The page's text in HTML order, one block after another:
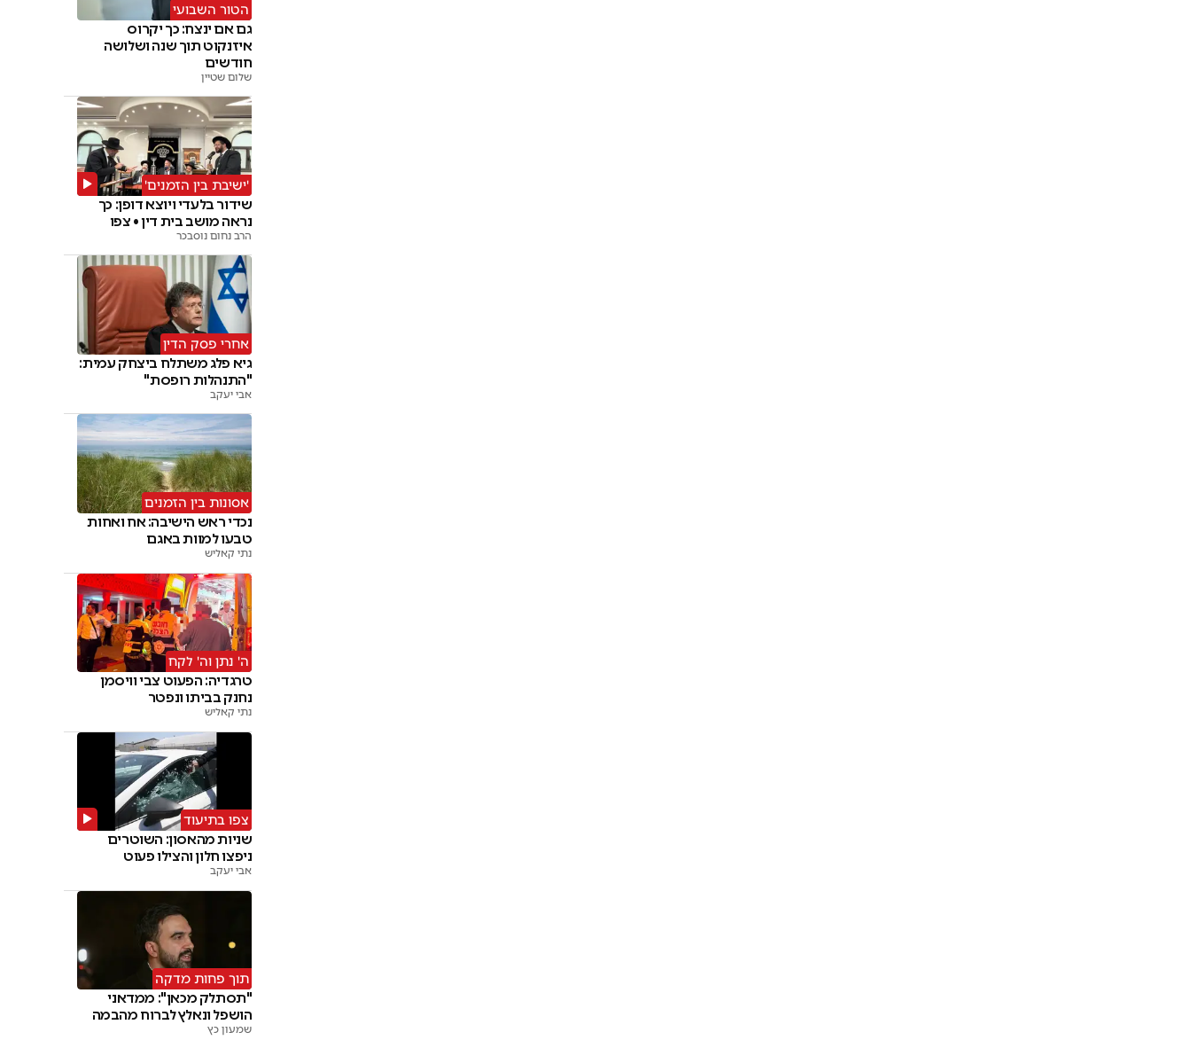
הטור השבועי
גם אם ינצח: כך יקרוס
איזנקוט תוך שנה ושלושה
חודשים
שלום שטיין
'ישיבת בין הזמנים'
שידור בלעדי ויוצא דופן: כך
נראה מושב בית דין • צפו
הרב נחום נוסבכר
אחרי פסק הדין
גיא פלג משתלח ביצחק עמית:
"התנהלות רופסת"
אבי יעקב
אסונות בין הזמנים
נכדי ראש הישיבה: אח ואחות
טבעו למוות באגם
נתי קאליש
ה' נתן וה' לקח
טרגדיה: הפעוט צבי וויסמן
נחנק בביתו ונפטר
נתי קאליש
צפו בתיעוד
שניות מהאסון: השוטרים
ניפצו חלון והצילו פעוט
אבי יעקב
תוך פחות מדקה
"תסתלק מכאן": ממדאני
הושפל ונאלץ לברוח מהבמה
שמעון כץ